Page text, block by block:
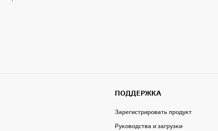
ПОДДЕРЖКА
Зарегистрировать продукт
Руководства и загрузки